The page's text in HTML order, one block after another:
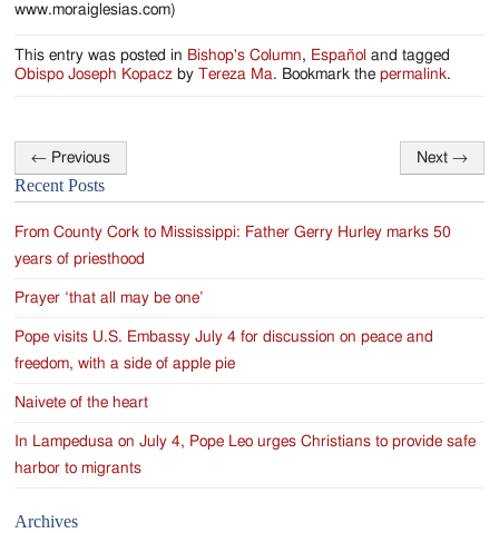
www.moraiglesias.com)
This entry was posted in Bishop's Column, Español and tagged
Obispo Joseph Kopacz byTereza Ma. Bookmark thepermalink.
Post
navigation
← Previous Next →
Recent Posts
From County Cork to Mississippi: Father Gerry Hurley marks 50
years of priesthood
Prayer ‘that all may be one’
Pope visits U.S. Embassy July 4 for discussion on peace and
freedom, with a side of apple pie
Naivete of the heart
In Lampedusa on July 4, Pope Leo urges Christians to provide safe
harbor to migrants
Archives